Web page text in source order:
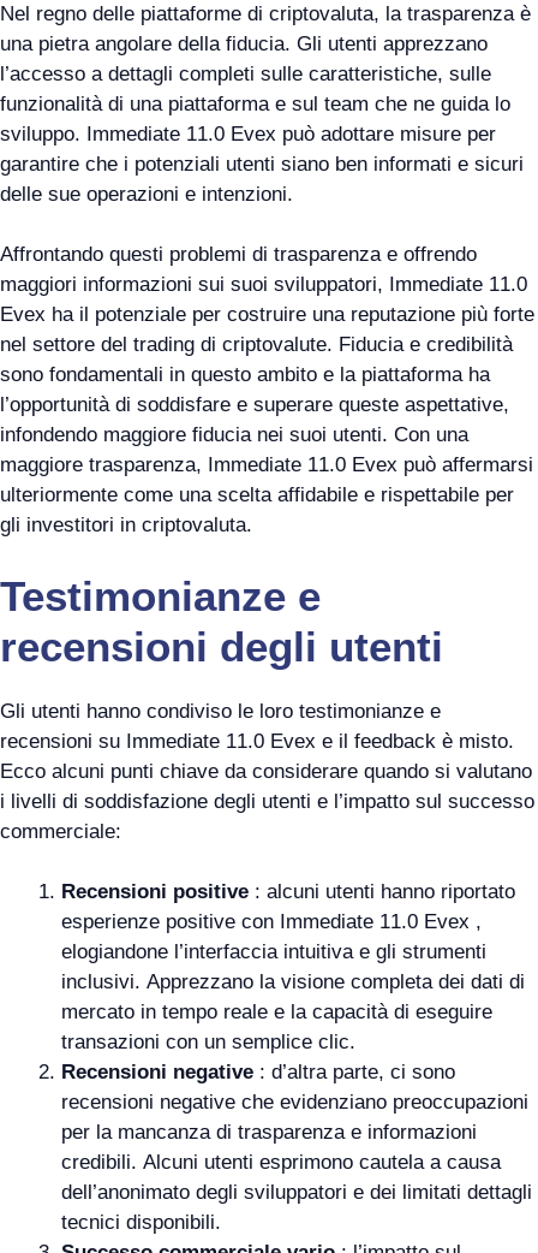
Nel regno delle piattaforme di criptovaluta, la trasparenza è
una pietra angolare della fiducia. Gli utenti apprezzano
l’accesso a dettagli completi sulle caratteristiche, sulle
funzionalità di una piattaforma e sul team che ne guida lo
sviluppo. Immediate 11.0 Evex può adottare misure per
garantire che i potenziali utenti siano ben informati e sicuri
delle sue operazioni e intenzioni.
Affrontando questi problemi di trasparenza e offrendo
maggiori informazioni sui suoi sviluppatori, Immediate 11.0
Evex ha il potenziale per costruire una reputazione più forte
nel settore del trading di criptovalute. Fiducia e credibilità
sono fondamentali in questo ambito e la piattaforma ha
l’opportunità di soddisfare e superare queste aspettative,
infondendo maggiore fiducia nei suoi utenti. Con una
maggiore trasparenza, Immediate 11.0 Evex può affermarsi
ulteriormente come una scelta affidabile e rispettabile per
gli investitori in criptovaluta.
Testimonianze e
recensioni degli utenti
Gli utenti hanno condiviso le loro testimonianze e
recensioni su Immediate 11.0 Evex e il feedback è misto.
Ecco alcuni punti chiave da considerare quando si valutano
i livelli di soddisfazione degli utenti e l’impatto sul successo
commerciale:
Recensioni positive : alcuni utenti hanno riportato
esperienze positive con Immediate 11.0 Evex ,
elogiandone l’interfaccia intuitiva e gli strumenti
inclusivi. Apprezzano la visione completa dei dati di
mercato in tempo reale e la capacità di eseguire
transazioni con un semplice clic.
Recensioni negative : d’altra parte, ci sono
recensioni negative che evidenziano preoccupazioni
per la mancanza di trasparenza e informazioni
credibili. Alcuni utenti esprimono cautela a causa
dell’anonimato degli sviluppatori e dei limitati dettagli
tecnici disponibili.